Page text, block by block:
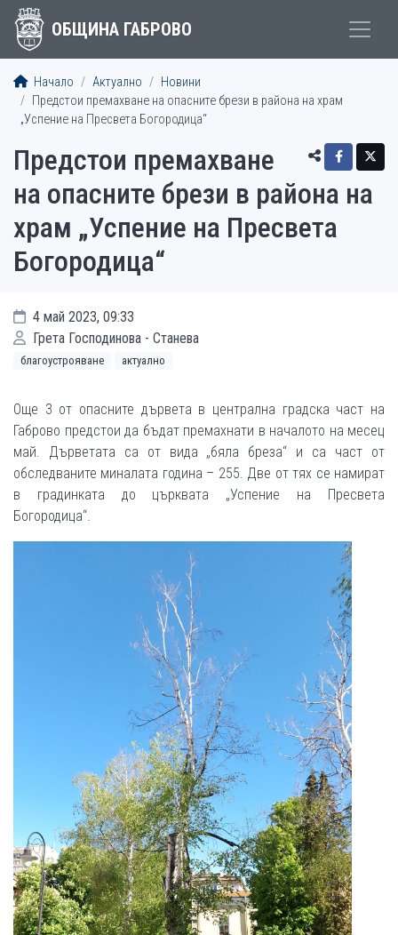
ОБЩИНА ГАБРОВО
Начало Актуално
Новини
Предстои премахване на опасните брези в района на храм
„Успение на Пресвета Богородица“
Предстои премахване
на опасните брези в района на
храм „Успение на Пресвета
Богородица“
4 май 2023, 09:33
Грета Господинова - Станева
благоустрояване актуално
Още 3 от опасните дървета в централна градска част на
Габрово предстои да бъдат премахнати в началото на месец
май. Дърветата са от вида „бяла бреза“ и са част от
обследваните миналата година – 255. Две от тях се намират
в градинката до църквата „Успение на Пресвета
Богородица“.